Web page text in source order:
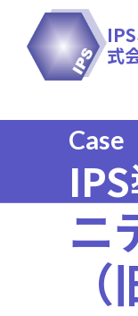
式
Case
ニ